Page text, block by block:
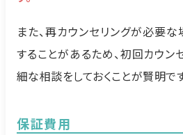
また、再カウンセリングが必要
することがあるため、初回カウン
細な相談をしておくことが賢明です
保証費用